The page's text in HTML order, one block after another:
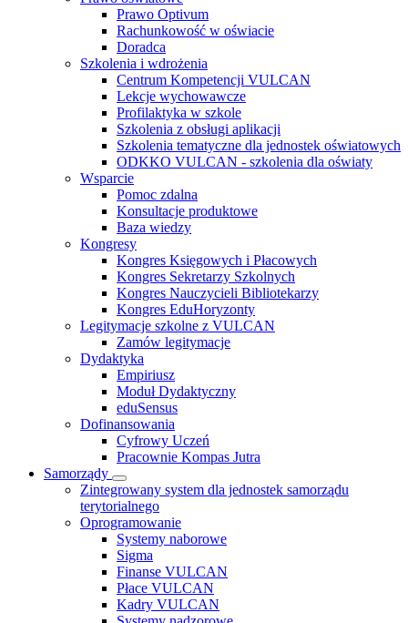
Prawo Optivum
Rachunkowość w oświacie
Doradca
Szkolenia i wdrożenia
Centrum Kompetencji VULCAN
Lekcje wychowawcze
Profilaktyka w szkole
Szkolenia z obsługi aplikacji
Szkolenia tematyczne dla jednostek oświatowych
ODKKO VULCAN - szkolenia dla oświaty
Wsparcie
Pomoc zdalna
Konsultacje produktowe
Baza wiedzy
Kongresy
Kongres Księgowych i Płacowych
Kongres Sekretarzy Szkolnych
Kongres Nauczycieli Bibliotekarzy
Kongres EduHoryzonty
Legitymacje szkolne z VULCAN
Zamów legitymacje
Dydaktyka
Empiriusz
Moduł Dydaktyczny
eduSensus
Dofinansowania
Cyfrowy Uczeń
Pracownie Kompas Jutra
Samorządy
Zintegrowany system dla jednostek samorządu
terytorialnego
Oprogramowanie
Systemy naborowe
Sigma
Finanse VULCAN
Płace VULCAN
Kadry VULCAN